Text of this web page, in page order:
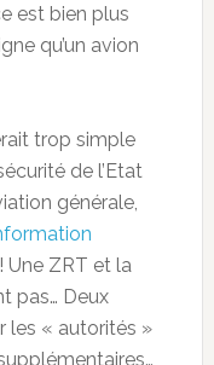
est bien plus
qu’un avion
trop simple
de l’Etat
générale,
! Une ZRT et la
pas… Deux
les « autorités »